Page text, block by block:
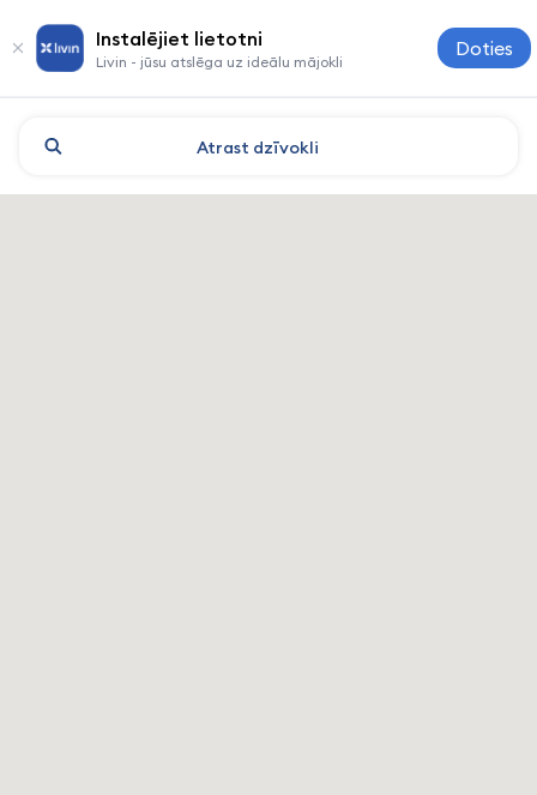
Instalējiet lietotni
Livin - jūsu atslēga uz ideālu mājokli
Doties
Atrast dzīvokli
Guangzhou: viesnīcas un